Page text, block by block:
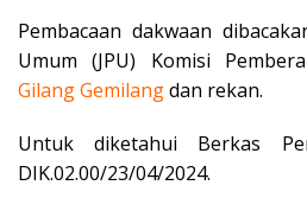
Pembacaan dakwaan
Umum (JPU) Komisi
Gilang Gemilangdan rekan.
Untuk diketahui Berkas
DIK.02.00/23/04/2024.